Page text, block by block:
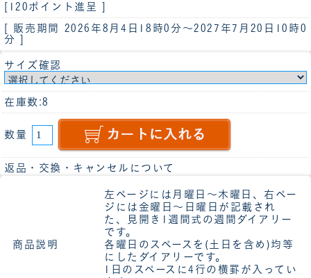
[120ポイント進呈 ]
[ 販売期間 2026年8月4日18時0分 ～2027年7月20日10時0
分
サイズ確認
在庫数:8
数量
返品・交換・キャンセルについて
商品説明
左ページには月曜日～木曜日、右ペー
ジには金曜日～日曜日が記載され
た、見開き1週間式の週間ダイアリー
です。
各曜日のスペースを(土日を含め)均等
にしたダイアリーです。
1日のスペースに4行の横罫が入ってい